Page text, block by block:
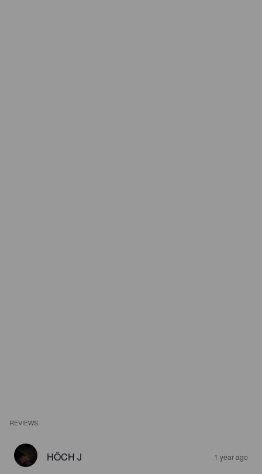
REVIEWS
HÖCH J 1 year ago